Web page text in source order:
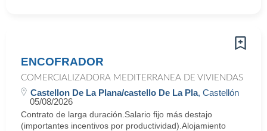
ENCOFRADOR
COMERCIALIZADORA MEDITERRANEA DE VIVIENDAS
Castellon De La Plana/castello De La Pla, Castellón
05/08/2026
Contrato de larga duración.Salario fijo más destajo
(importantes incentivos por productividad).Alojamiento